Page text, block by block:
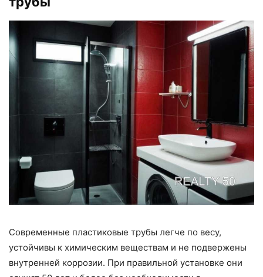
Современные пластиковые трубы легче по весу,
устойчивы к химическим веществам и не подвержены
внутренней коррозии. При правильной установке они